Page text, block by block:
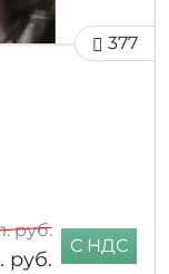
377
руб.
руб.
С НДС